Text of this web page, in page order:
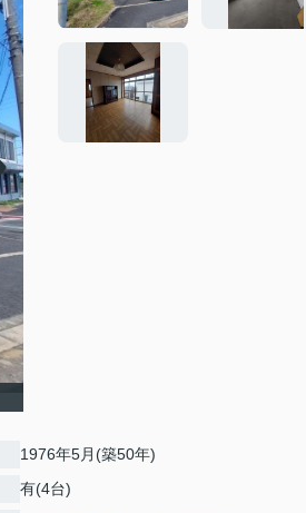
1976年5月(築50年)
有(4台)